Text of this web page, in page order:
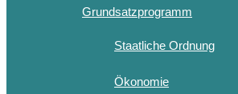
Grundsatzprogramm
Staatliche Ordnung
Ökonomie